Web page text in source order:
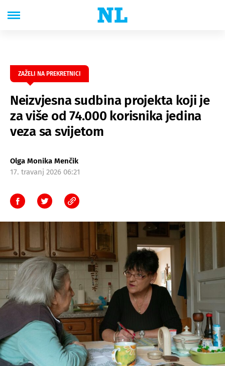
ZAŽELI NA PREKRETNICI
Neizvjesna sudbina projekta koji je
za više od 74.000 korisnika jedina
veza sa svijetom
Olga Monika Menčik
17. travanj 2026 06:21